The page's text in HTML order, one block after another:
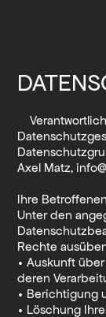
Axel Matz,
Ihre
Unter den
Rechte
• Auskunft
deren
• Berichtigung
• Löschung